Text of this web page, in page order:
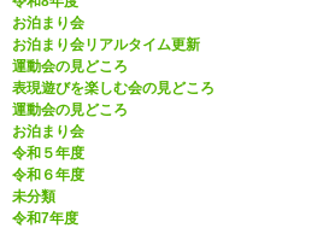
お泊まり会
お泊まり会リアルタイム更新
運動会の見どころ
表現遊びを楽しむ会の見どころ
運動会の見どころ
お泊まり会
令和５年度
令和６年度
未分類
令和7年度